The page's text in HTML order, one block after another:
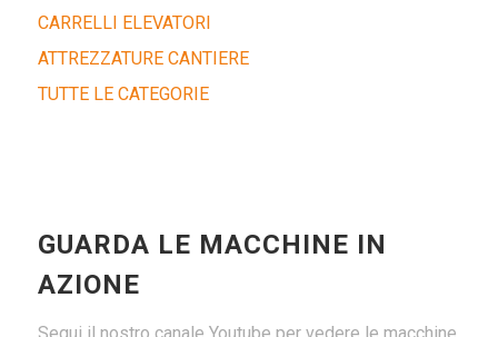
CARRELLI ELEVATORI
ATTREZZATURE CANTIERE
TUTTE LE CATEGORIE
GUARDA LE MACCHINE IN
AZIONE